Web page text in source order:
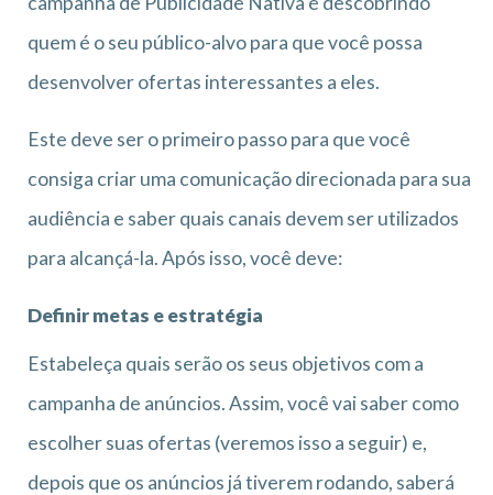
quem é o seu público-alvo para que você possa
desenvolver ofertas interessantes a eles.
Este deve ser o primeiro passo para que você
consiga criar uma comunicação direcionada para sua
audiência e saber quais canais devem ser utilizados
para alcançá-la. Após isso, você deve:
Definir metas e estratégia
Estabeleça quais serão os seus objetivos com a
campanha de anúncios. Assim, você vai saber como
escolher suas ofertas (veremos isso a seguir) e,
depois que os anúncios já tiverem rodando, saberá